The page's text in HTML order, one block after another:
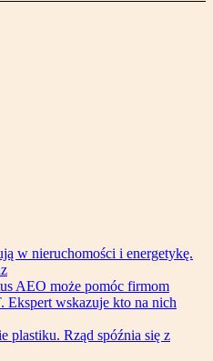
w nieruchomości i energetykę.
AEO może pomóc firmom
Ekspert wskazuje kto na nich
plastiku. Rząd spóźnia się z